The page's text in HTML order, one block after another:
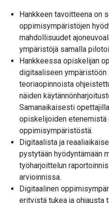
Hankkeen tavoitteena on
oppimisympäristöjen
mahdollisuudet
ympäristöjä samalla
Hankkeessa opiskelijan
digitaaliseen
teoriaopinnoista
näiden
Samanaikaisesti
opiskelijoiden
oppimisympäristöstä.
Digitaalista ja
pystytään hyödyntämään
työharjoittelun
arvioinnissa.
Digitaalinen
erityistä tukea ja ohjausta